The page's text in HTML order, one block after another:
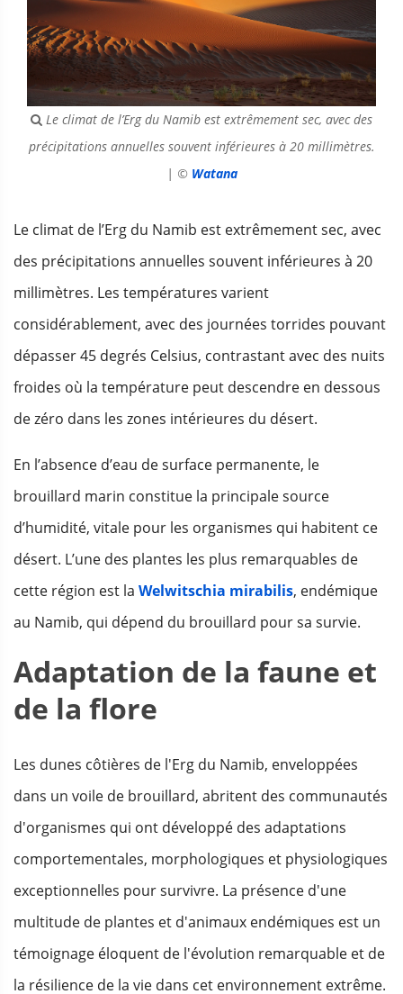
Le climat de l’Erg du Namib est extrêmement sec, avec des
précipitations annuelles souvent inférieures à 20 millimètres.
| © Watana
Le climat de l’Erg du Namib est extrêmement sec, avec
des précipitations annuelles souvent inférieures à 20
millimètres. Les températures varient
considérablement, avec des journées torrides pouvant
dépasser 45 degrés Celsius, contrastant avec des nuits
froides où la température peut descendre en dessous
de zéro dans les zones intérieures du désert.
En l’absence d’eau de surface permanente, le
brouillard marin constitue la principale source
d’humidité, vitale pour les organismes qui habitent ce
désert. L’une des plantes les plus remarquables de
cette région est la Welwitschia mirabilis, endémique
au Namib, qui dépend du brouillard pour sa survie.
Adaptation de la faune et
de la flore
Les dunes côtières de l'Erg du Namib, enveloppées
dans un voile de brouillard, abritent des communautés
d'organismes qui ont développé des adaptations
comportementales, morphologiques et physiologiques
exceptionnelles pour survivre. La présence d'une
multitude de plantes et d'animaux endémiques est un
témoignage éloquent de l'évolution remarquable et de
la résilience de la vie dans cet environnement extrême.